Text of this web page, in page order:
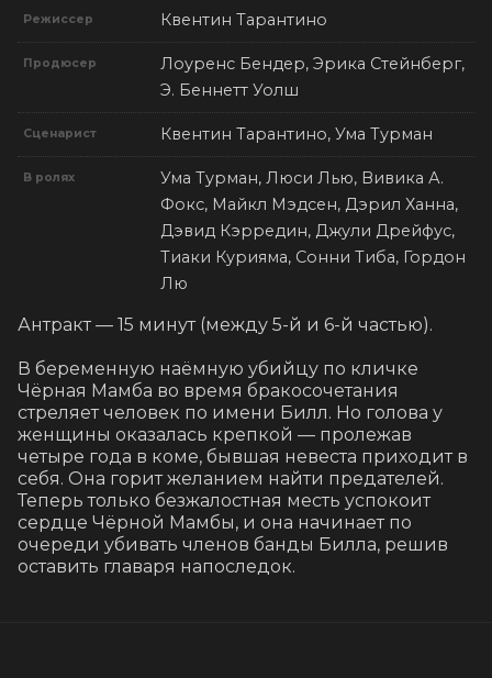
Режиссер Квентин Тарантино
Продюсер
Лоуренс Бендер, Эрика Стейнберг,
Э. Беннетт Уолш
Сценарист Квентин Тарантино, Ума Турман
В ролях
Ума Турман, Люси Лью, Вивика А.
Фокс, Майкл Мэдсен, Дэрил Ханна,
Дэвид Кэрредин, Джули Дрейфус,
Тиаки Курияма, Сонни Тиба, Гордон
Лю
Антракт — 15 минут (между 5-й и 6-й частью).
В беременную наёмную убийцу по кличке
Чёрная Мамба во время бракосочетания
стреляет человек по имени Билл. Но голова у
женщины оказалась крепкой — пролежав
четыре года в коме, бывшая невеста приходит в
себя. Она горит желанием найти предателей.
Теперь только безжалостная месть успокоит
сердце Чёрной Мамбы, и она начинает по
очереди убивать членов банды Билла, решив
оставить главаря напоследок.